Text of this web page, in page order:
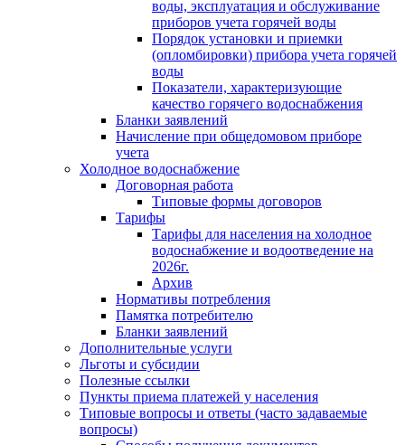
воды, эксплуатация и обслуживание
приборов учета горячей воды
Порядок установки и приемки
(опломбировки) прибора учета горячей
воды
Показатели, характеризующие
качество горячего водоснабжения
Бланки заявлений
Начисление при общедомовом приборе
учета
Холодное водоснабжение
Договорная работа
Типовые формы договоров
Тарифы
Тарифы для населения на холодное
водоснабжение и водоотведение на
2026г.
Архив
Нормативы потребления
Памятка потребителю
Бланки заявлений
Дополнительные услуги
Льготы и субсидии
Полезные ссылки
Пункты приема платежей у населения
Типовые вопросы и ответы (часто задаваемые
вопросы)